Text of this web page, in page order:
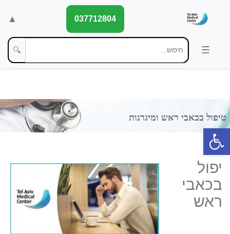
פתח סרגל נגישות
▲ 037712804
🔍
יפול
בכאבי
ראש